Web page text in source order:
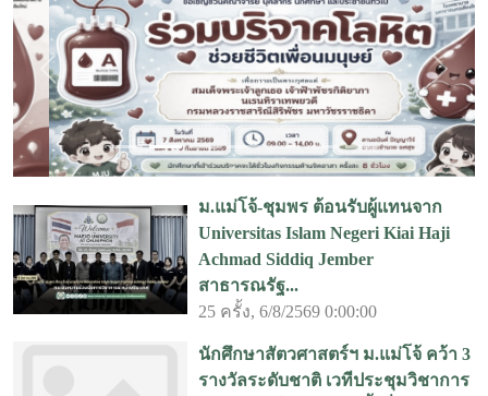
Previous Next
ม.แม่โจ้-ชุมพร ต้อนรับผู้แทนจาก
Universitas Islam Negeri Kiai Haji
Achmad Siddiq Jember
สาธารณรัฐ...
25 ครั้ง, 6/8/2569 0:00:00
นักศึกษาสัตวศาสตร์ฯ ม.แม่โจ้ คว้า 3
รางวัลระดับชาติ เวทีประชุมวิชาการ